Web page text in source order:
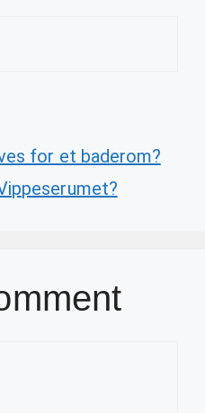
for et baderom?